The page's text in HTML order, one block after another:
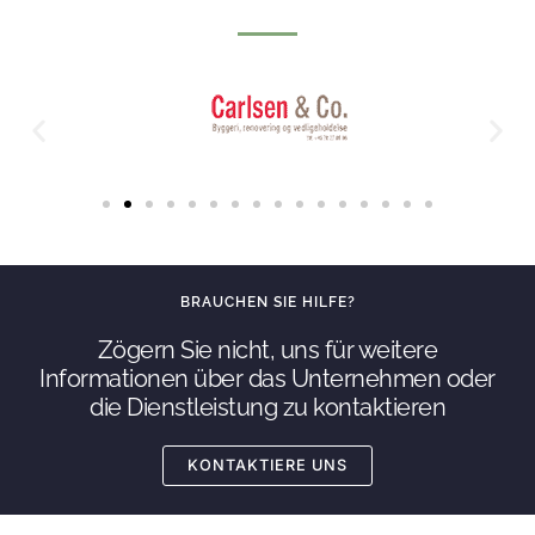
BRAUCHEN SIE HILFE?
Zögern Sie nicht, uns für weitere
Informationen über das Unternehmen oder
die Dienstleistung zu kontaktieren
KONTAKTIERE UNS